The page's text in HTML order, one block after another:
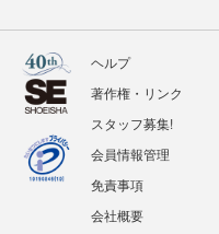
ヘルプ
著作権・リンク
スタッフ募集!
会員情報管理
免責事項
会社概要